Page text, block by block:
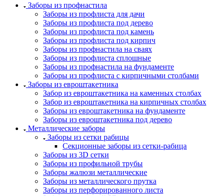
Заборы из профнастила
Заборы из профлиста для дачи
Заборы из профлиста под дерево
Заборы из профлиста под камень
Заборы из профлиста под кирпич
Заборы из профнастила на сваях
Заборы из профлиста сплошные
Заборы из профнастила на фундаменте
Заборы из профлиста с кирпичными столбами
Заборы из евроштакетника
Забор из евроштакетника на каменных столбах
Забор из евроштакетника на кирпичных столбах
Заборы из евроштакетника на фундаменте
Заборы из евроштакетника под дерево
Металлические заборы
Заборы из сетки рабицы
Секционные заборы из сетки-рабица
Заборы из 3D сетки
Заборы из профильной трубы
Заборы жалюзи металлические
Заборы из металлического прутка
Заборы из перфорированного листа